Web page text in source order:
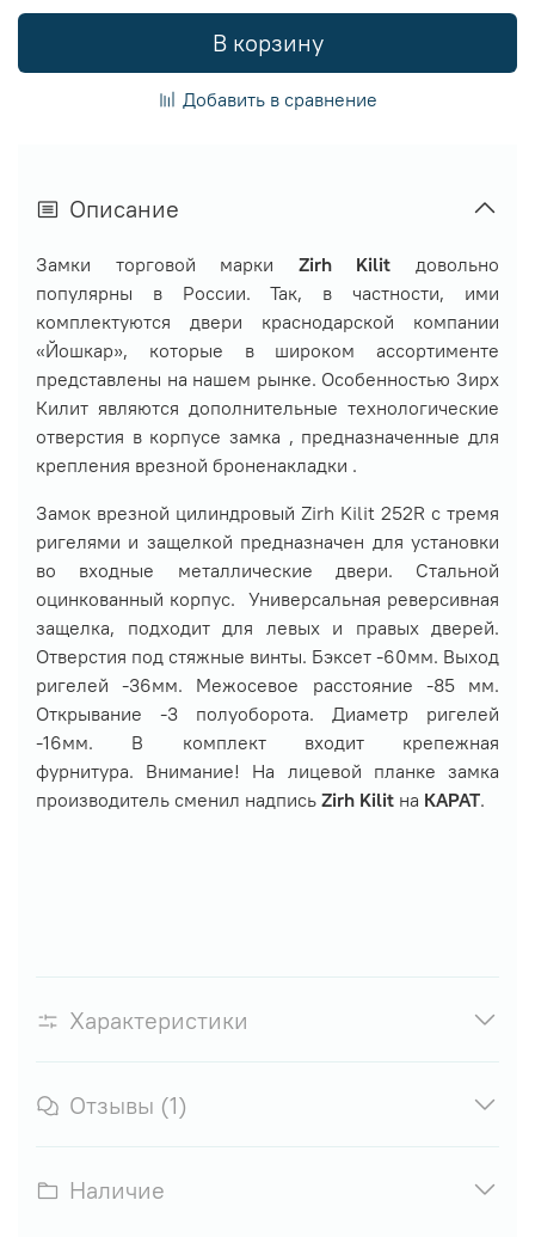
В корзину
Добавить в сравнение
Описание
Замки торговой марки Zirh Kilit довольно
популярны в России. Так, в частности, ими
комплектуются двери краснодарской компании
«Йошкар», которые в широком ассортименте
представлены на нашем рынке. Особенностью Зирх
Килит являются дополнительные технологические
отверстия в корпусе замка , предназначенные для
крепления врезной броненакладки .
Замок врезной цилиндровый Zirh Kilit 252R с тремя
ригелями и защелкой предназначен для установки
во входные металлические двери. Стальной
оцинкованный корпус. Универсальная реверсивная
защелка, подходит для левых и правых дверей.
Отверстия под стяжные винты. Бэксет -60мм. Выход
ригелей -36мм. Межосевое расстояние -85 мм.
Открывание -3 полуоборота. Диаметр ригелей
-16мм. В комплект входит крепежная
фурнитура. Внимание! На лицевой планке замка
производитель сменил надпись Zirh Kilit на КАРАТ.
Характеристики
Отзывы (1)
Наличие